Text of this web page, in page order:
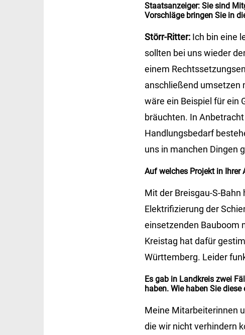
Staatsanzeiger: Sie sind
Vorschläge bringen Sie in
Störr-Ritter: Ich bin eine
sollten bei uns wieder
einem
anschließend umsetzen
wäre ein Beispiel für ein
bräuchten. In
Handlungsbedarf
uns in manchen Dingen
Auf welches Projekt in Ihrer
Mit der Breisgau-S-
Elektrifizierung der
einsetzenden Bauboom
Kreistag hat dafür
Württemberg. Leider
Es gab in Landkreis zwei
haben. Wie haben Sie diese
Meine Mitarbeiterinnen
die wir nicht verhindern